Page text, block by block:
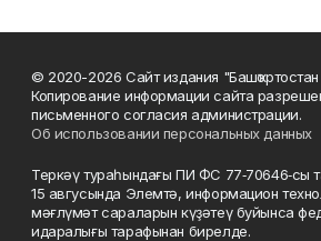
© 2020-2026 Сайт издания "Башҡортостан
Копирование информации сайта
письменного согласия администрации.
Об использовании персональных данных
Теркәү тураһындағы ПИ ФС 77‑70646‑сы
15 авгусында Элемтә, информацион
мәғлүмәт сараларын күҙәтеү буйынса
идаралығы тарафынан бирелде.